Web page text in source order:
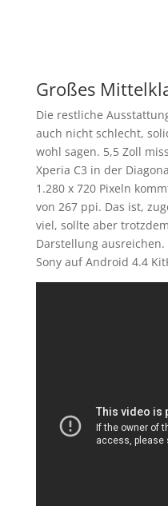
Großes
Die restliche
auch nicht schlecht,
wohl sagen. 5,5 Zoll
Xperia C3 in der
1.280 x 720 Pixeln
von 267 ppi. Das ist,
viel, sollte aber
Darstellung
Sony auf Android 4.4